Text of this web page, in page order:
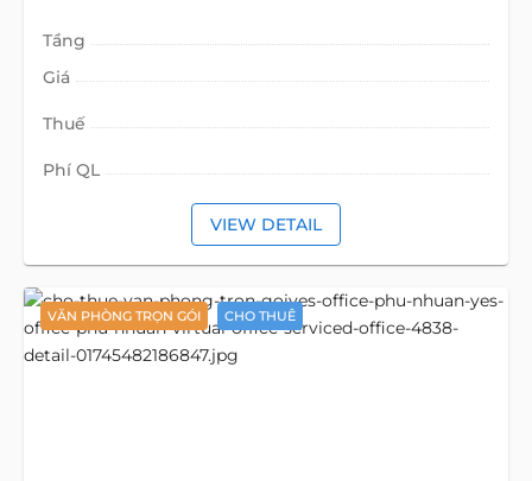
Tầng
Giá
Thuế
Phí QL
VIEW DETAIL
VĂN PHÒNG TRỌN GÓI CHO THUÊ